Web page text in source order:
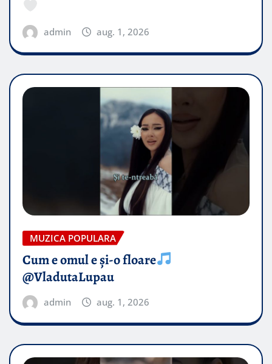
admin aug. 1, 2026
MUZICA POPULARA
Cum e omul e și-o floare
@VladutaLupau
admin aug. 1, 2026